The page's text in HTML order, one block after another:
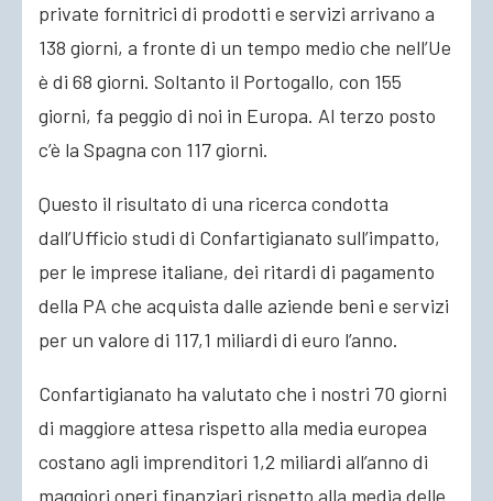
private fornitrici di prodotti e servizi arrivano a
138 giorni, a fronte di un tempo medio che nell’Ue
è di 68 giorni. Soltanto il Portogallo, con 155
giorni, fa peggio di noi in Europa. Al terzo posto
c’è la Spagna con 117 giorni.
Questo il risultato di una ricerca condotta
dall’Ufficio studi di Confartigianato sull’impatto,
per le imprese italiane, dei ritardi di pagamento
della PA che acquista dalle aziende beni e servizi
per un valore di 117,1 miliardi di euro l’anno.
Confartigianato ha valutato che i nostri 70 giorni
di maggiore attesa rispetto alla media europea
costano agli imprenditori 1,2 miliardi all’anno di
maggiori oneri finanziari rispetto alla media delle